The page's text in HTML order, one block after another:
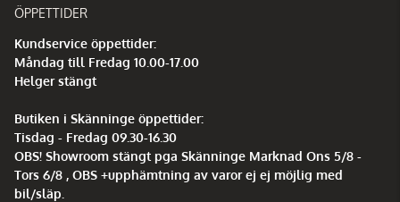
ÖPPETTIDER
Kundservice öppettider:
Måndag till Fredag 10.00-17.00
Helger stängt
Butiken i Skänninge öppettider:
Tisdag - Fredag 09.30-16.30
OBS! Showroom stängt pga Skänninge Marknad Ons 5/8 -
Tors 6/8 , OBS +upphämtning av varor ej ej möjlig med
bil/släp.